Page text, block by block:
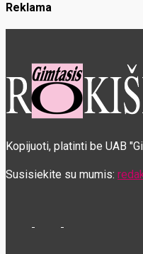
Reklama
Kopijuoti, platinti be UAB
Susisiekite su mumis: